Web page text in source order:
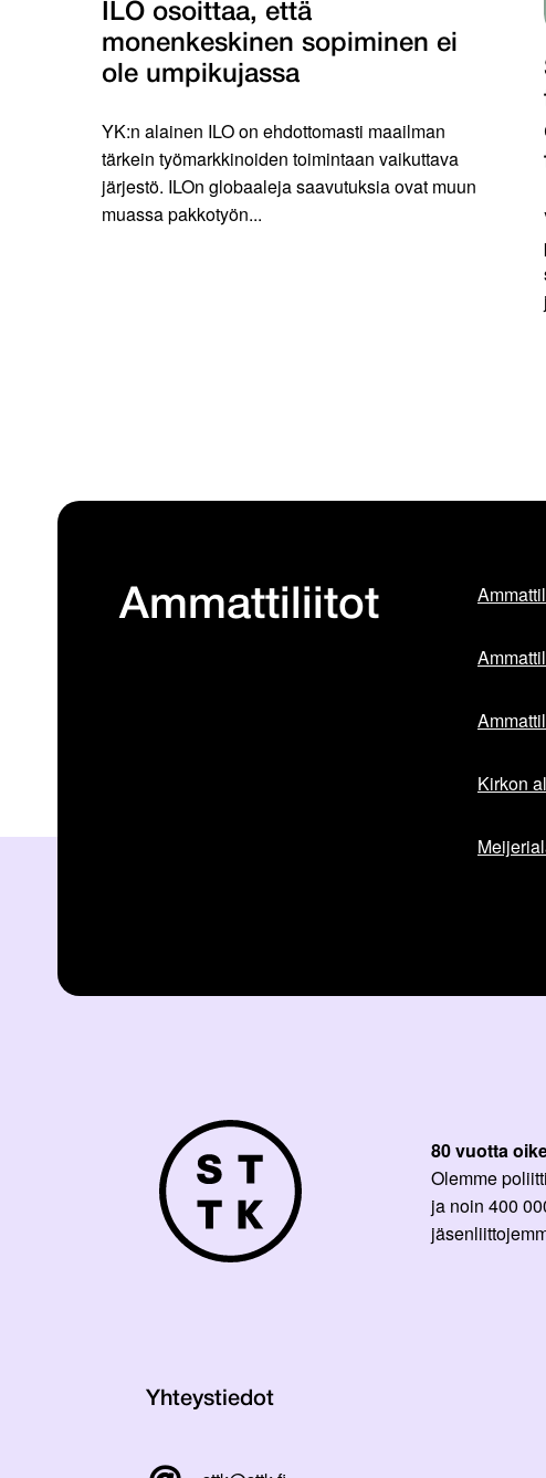
ILO osoittaa, että
monenkeskinen sopiminen ei
ole umpikujassa
YK:n alainen ILO on ehdottomasti maailman
tärkein työmarkkinoiden toimintaan vaikuttava
järjestö. ILOn globaaleja saavutuksia ovat muun
muassa pakkotyön...
Ammattiliitot
Kirkon
80 vuotta
Olemme
ja noin 400
Yhteystiedot